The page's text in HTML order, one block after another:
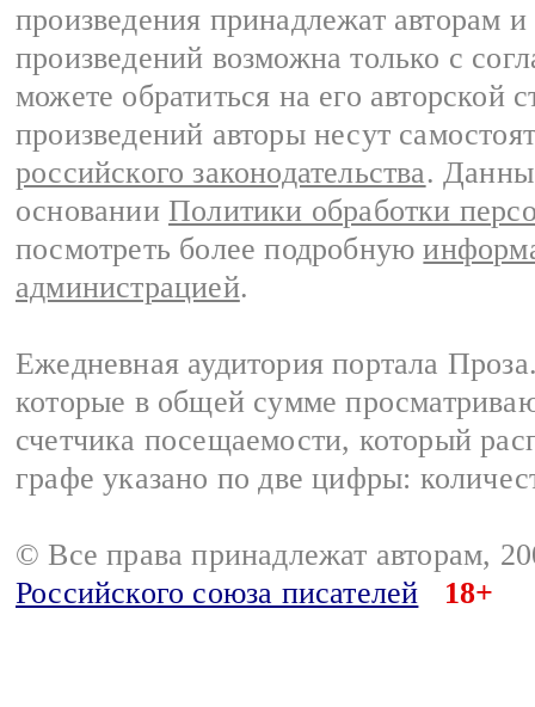
произведения принадлежат авторам
произведений возможна только с
можете обратиться на его авторской
произведений авторы несут
российского законодательства.
основании Политики обработки
посмотреть более подробную
администрацией.
Ежедневная аудитория портала
которые в общей сумме
счетчика посещаемости, который
графе указано по две цифры:
© Все права принадлежат авторам,
Российского союза писателей
18+